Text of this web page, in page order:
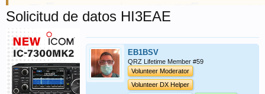
Solicitud de datos HI3EAE
EB1BSV
QRZ Lifetime Member #59
Volunteer Moderator
Volunteer DX Helper